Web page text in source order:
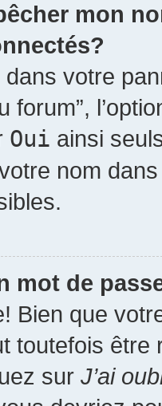
mon
votre
forum”,
Oui ainsi
nom
mot de
Bien que
toutefois
sur J’ai